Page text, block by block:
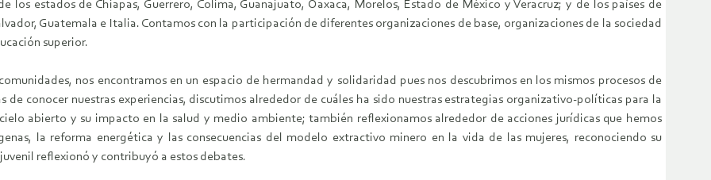
los estados de Chiapas, Guerrero, Colima, Guanajuato, Oaxaca, Morelos, Estado de México y Veracruz; y de los países de
Guatemala e Italia. Contamos con la participación de diferentes organizaciones de base, organizaciones de la sociedad
superior.
nos encontramos en un espacio de hermandad y solidaridad pues nos descubrimos en los mismos procesos de
de conocer nuestras experiencias, discutimos alrededor de cuáles ha sido nuestras estrategias organizativo-políticas para la
abierto y su impacto en la salud y medio ambiente; también reflexionamos alrededor de acciones jurídicas que hemos
la reforma energética y las consecuencias del modelo extractivo minero en la vida de las mujeres, reconociendo su
reflexionó y contribuyó a estos debates.